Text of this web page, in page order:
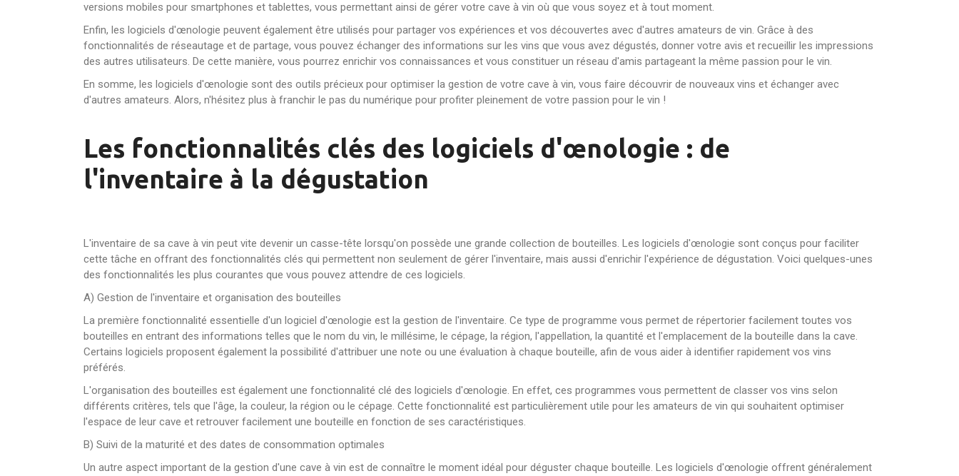
versions mobiles pour smartphones et tablettes, vous permettant ainsi de gérer votre cave à vin où que vous soyez et à tout moment.
Enfin, les logiciels d'œnologie peuvent également être utilisés pour partager vos expériences et vos découvertes avec d'autres amateurs de vin. Grâce à des
fonctionnalités de réseautage et de partage, vous pouvez échanger des informations sur les vins que vous avez dégustés, donner votre avis et recueillir les impressions
des autres utilisateurs. De cette manière, vous pourrez enrichir vos connaissances et vous constituer un réseau d'amis partageant la même passion pour le vin.
En somme, les logiciels d'œnologie sont des outils précieux pour optimiser la gestion de votre cave à vin, vous faire découvrir de nouveaux vins et échanger avec
d'autres amateurs. Alors, n'hésitez plus à franchir le pas du numérique pour profiter pleinement de votre passion pour le vin !
Les fonctionnalités clés des logiciels d'œnologie : de
l'inventaire à la dégustation
L'inventaire de sa cave à vin peut vite devenir un casse-tête lorsqu'on possède une grande collection de bouteilles. Les logiciels d'œnologie sont conçus pour faciliter
cette tâche en offrant des fonctionnalités clés qui permettent non seulement de gérer l'inventaire, mais aussi d'enrichir l'expérience de dégustation. Voici quelques-unes
des fonctionnalités les plus courantes que vous pouvez attendre de ces logiciels.
A) Gestion de l'inventaire et organisation des bouteilles
La première fonctionnalité essentielle d'un logiciel d'œnologie est la gestion de l'inventaire. Ce type de programme vous permet de répertorier facilement toutes vos
bouteilles en entrant des informations telles que le nom du vin, le millésime, le cépage, la région, l'appellation, la quantité et l'emplacement de la bouteille dans la cave.
Certains logiciels proposent également la possibilité d'attribuer une note ou une évaluation à chaque bouteille, afin de vous aider à identifier rapidement vos vins
préférés.
L'organisation des bouteilles est également une fonctionnalité clé des logiciels d'œnologie. En effet, ces programmes vous permettent de classer vos vins selon
différents critères, tels que l'âge, la couleur, la région ou le cépage. Cette fonctionnalité est particulièrement utile pour les amateurs de vin qui souhaitent optimiser
l'espace de leur cave et retrouver facilement une bouteille en fonction de ses caractéristiques.
B) Suivi de la maturité et des dates de consommation optimales
Un autre aspect important de la gestion d'une cave à vin est de connaître le moment idéal pour déguster chaque bouteille. Les logiciels d'œnologie offrent généralement